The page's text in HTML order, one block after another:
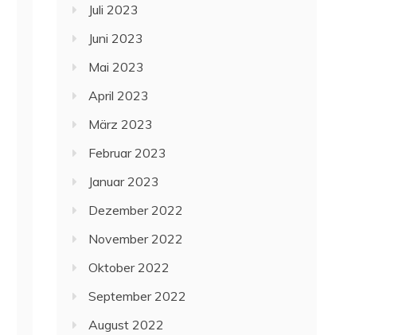
Juli 2023
Juni 2023
Mai 2023
April 2023
März 2023
Februar 2023
Januar 2023
Dezember 2022
November 2022
Oktober 2022
September 2022
August 2022